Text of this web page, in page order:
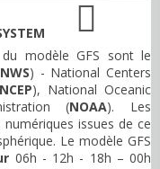
modèle GFS sont le
NWS) - National Centers
), National Oceanic
(NOAA). Les
issues de ce
Le modèle GFS
06h - 12h - 18h – 00h